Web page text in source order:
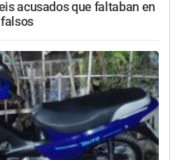
acusados que faltaban en
falsos